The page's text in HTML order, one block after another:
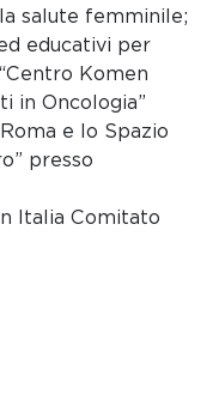
salute femminile;
educativi per
Komen
in Oncologia”
e lo Spazio
presso
Italia Comitato